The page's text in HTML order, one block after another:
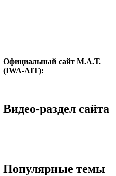
Официальный сайт М.А.Т.
(IWA-AIT):
Видео-раздел сайта
Популярные темы